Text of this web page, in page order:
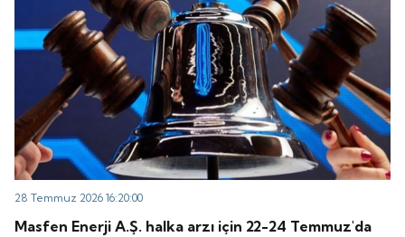
28 Temmuz 2026 16:20:00
Masfen Enerji A.Ş. halka arzı için 22-24 Temmuz'da